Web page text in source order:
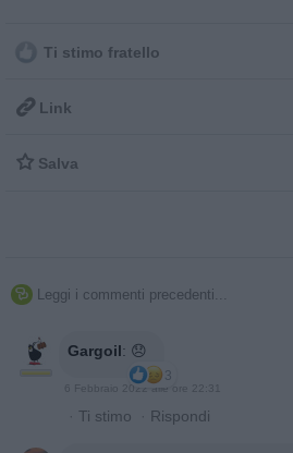
Ti stimo fratello
 Link
 Salva
 Leggi i commenti precedenti...
Gargoil: 😞
3
6 Febbraio 2022 alle ore 22:31
· Ti stimo · Rispondi